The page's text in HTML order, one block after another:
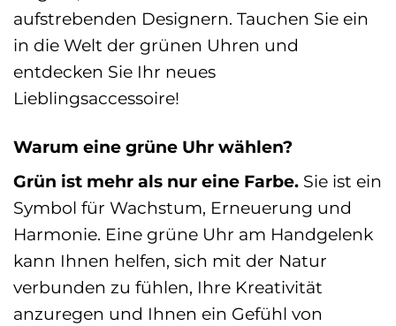
aufstrebenden Designern. Tauchen Sie ein
in die Welt der grünen Uhren und
entdecken Sie Ihr neues
Lieblingsaccessoire!
Warum eine grüne Uhr wählen?
Grün ist mehr als nur eine Farbe. Sie ist ein
Symbol für Wachstum, Erneuerung und
Harmonie. Eine grüne Uhr am Handgelenk
kann Ihnen helfen, sich mit der Natur
verbunden zu fühlen, Ihre Kreativität
anzuregen und Ihnen ein Gefühl von